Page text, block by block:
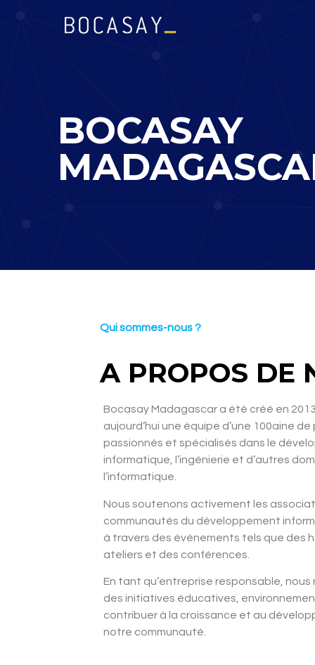
BOCASAY
Qui sommes-nous ?
A PROPOS DE
Bocasay Madagascar a été créé en
aujourd’hui une équipe d’une 100aine
passionnés et spécialisés dans le
informatique, l’ingénierie et d’autres
l’informatique.
Nous soutenons activement les
communautés du développement
à travers des événements tels que des
ateliers et des conférences.
En tant qu’entreprise responsable,
des initiatives éducatives,
contribuer à la croissance et au
notre communauté.